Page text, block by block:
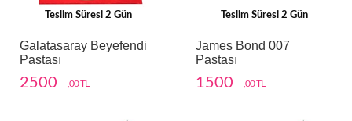
Teslim Süresi 2 Gün
Galatasaray Beyefendi
Pastası
2500 ,00 TL
Teslim Süresi 2 Gün
James Bond 007
Pastası
1500 ,00 TL